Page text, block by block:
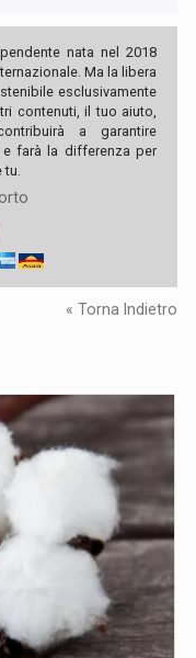
nata nel 2018
Ma la libera
esclusivamente
contenuti, il tuo aiuto,
a garantire
e farà la differenza per
« Torna Indietro